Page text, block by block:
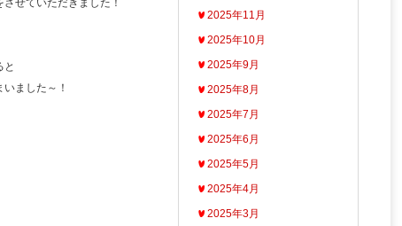
せていただきました！
と
ました～！
2025年11月
2025年10月
2025年9月
2025年8月
2025年7月
2025年6月
2025年5月
2025年4月
2025年3月